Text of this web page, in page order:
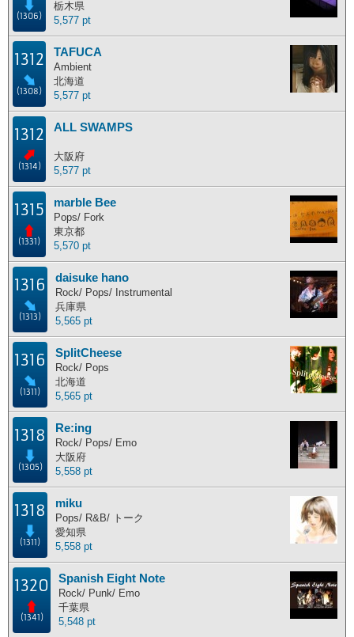
(1306)
栃木県
5,577 pt
1312
(1308)
TAFUCA
Ambient
北海道
5,577 pt
1312
(1314)
ALL SWAMPS
大阪府
5,577 pt
1315
(1331)
marble Bee
Pops/ Fork
東京都
5,570 pt
1316
(1313)
daisuke hano
Rock/ Pops/ Instrumental
兵庫県
5,565 pt
1316
(1311)
SplitCheese
Rock/ Pops
北海道
5,565 pt
1318
(1305)
Re:ing
Rock/ Pops/ Emo
大阪府
5,558 pt
1318
(1311)
miku
Pops/ R&B/ トーク
愛知県
5,558 pt
1320
(1341)
Spanish Eight Note
Rock/ Punk/ Emo
千葉県
5,548 pt